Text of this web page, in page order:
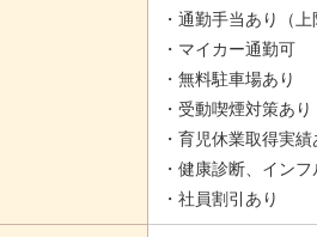
・通勤手当あり（
・マイカー通勤可
・無料駐車場あり
・受動喫煙対策あり
・育児休業取得実績
・健康診断、イン
・社員割引あり